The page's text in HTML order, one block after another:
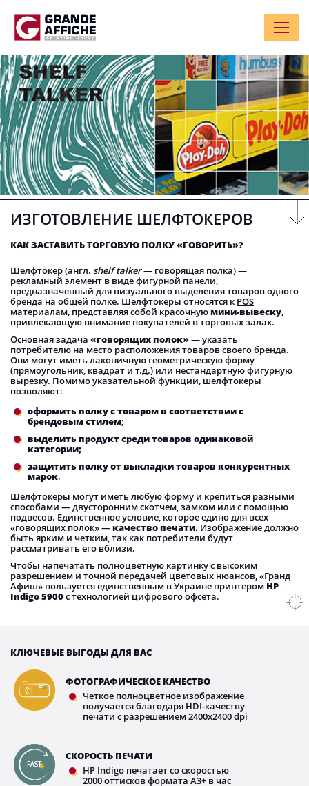
ИЗГОТОВЛЕНИЕ ШЕЛФТОКЕРОВ
КАК ЗАСТАВИТЬ ТОРГОВУЮ ПОЛКУ «ГОВОРИТЬ»?
Шелфтокер (англ. shelf talker— говорящая полка) —
рекламный элемент в виде фигурной панели,
предназначенный для визуального выделения товаров одного
бренда на общей полке. Шелфтокеры относятся к POS
материалам, представляя собой красочнуюмини-вывеску,
привлекающую внимание покупателей в торговых залах.
Основная задача «говорящих полок»— указать
потребителю на место расположения товаров своего бренда.
Они могут иметь лаконичную геометрическую форму
(прямоугольник, квадрат и т.д.) или нестандартную фигурную
вырезку. Помимо указательной функции, шелфтокеры
позволяют:
оформить полку с товаром в соответствии с
брендовым стилем;
выделить продуктсреди товаров одинаковой
категории;
защитить полку от выкладки товаров конкурентных
марок.
Шелфтокеры могут иметь любую форму и крепиться разными
способами — двусторонним скотчем, замком или с помощью
подвесов. Единственное условие, которое едино для всех
«говорящих полок» —качество печати. Изображение должно
быть ярким и четким, так как потребители будут
рассматривать его вблизи.
Чтобы напечатать полноцветную картинку с высоким
разрешением и точной передачей цветовых нюансов, «Гранд
Афиш» пользуется единственным в Украине принтером HP
Indigo 5900с технологией цифрового офсета.
КЛЮЧЕВЫЕ ВЫГОДЫ ДЛЯ ВАС
ФОТОГРАФИЧЕСКОЕ КАЧЕСТВО
Четкое полноцветное изображение
получается благодаря HDI-качеству
печати с разрешением 2400х2400 dpi
СКОРОСТЬ ПЕЧАТИ
HP Indigo печатает со скоростью
2000 оттисков формата А3+ в час